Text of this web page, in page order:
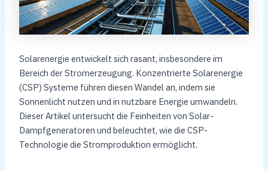
Solarenergie entwickelt sich rasant, insbesondere im
Bereich der Stromerzeugung. Konzentrierte Solarenergie
(CSP) Systeme führen diesen Wandel an, indem sie
Sonnenlicht nutzen und in nutzbare Energie umwandeln.
Dieser Artikel untersucht die Feinheiten von Solar-
Dampfgeneratoren und beleuchtet, wie die CSP-
Technologie die Stromproduktion ermöglicht.